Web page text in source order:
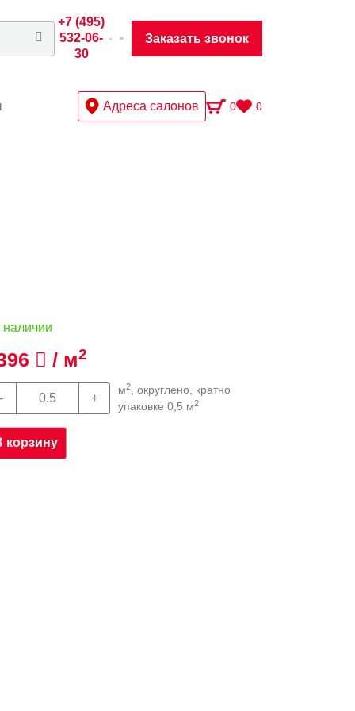
+7 (495)
532-06-
30
Заказать звонок
Адреса салонов 0 0
наличии
/ м2
м2, округлено, кратно
упаковке 0,5 м2
корзину